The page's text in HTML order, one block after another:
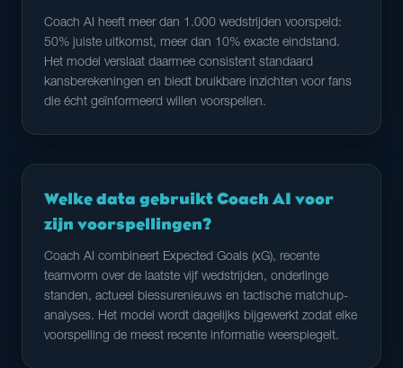
Coach AI heeft meer dan 1.000 wedstrijden voorspeld:
50% juiste uitkomst, meer dan 10% exacte eindstand.
Het model verslaat daarmee consistent standaard
kansberekeningen en biedt bruikbare inzichten voor fans
die écht geïnformeerd willen voorspellen.
Welke data gebruikt Coach AI voor
zijn voorspellingen?
Coach AI combineert Expected Goals (xG), recente
teamvorm over de laatste vijf wedstrijden, onderlinge
standen, actueel blessurenieuws en tactische matchup-
analyses. Het model wordt dagelijks bijgewerkt zodat elke
voorspelling de meest recente informatie weerspiegelt.